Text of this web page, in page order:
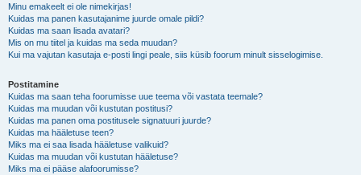
Minu emakeelt ei ole nimekirjas!
Kuidas ma panen kasutajanime juurde omale pildi?
Kuidas ma saan lisada avatari?
Mis on mu tiitel ja kuidas ma seda muudan?
Kui ma vajutan kasutaja e-posti lingi peale, siis küsib foorum minult sisselogimise.
Postitamine
Kuidas ma saan teha foorumisse uue teema või vastata teemale?
Kuidas ma muudan või kustutan postitusi?
Kuidas ma panen oma postitusele signatuuri juurde?
Kuidas ma hääletuse teen?
Miks ma ei saa lisada hääletuse valikuid?
Kuidas ma muudan või kustutan hääletuse?
Miks ma ei pääse alafoorumisse?